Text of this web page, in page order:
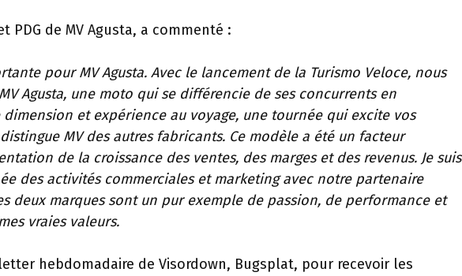
PDG de MV Agusta, a commenté :
pour MV Agusta. Avec le lancement de la Turismo Veloce, nous
Agusta, une moto qui se différencie de ses concurrents en
et expérience au voyage, une tournée qui excite vos
MV des autres fabricants. Ce modèle a été un facteur
de la croissance des ventes, des marges et des revenus. Je suis
des activités commerciales et marketing avec notre partenaire
deux marques sont un pur exemple de passion, de performance et
vraies valeurs.
hebdomadaire de Visordown, Bugsplat, pour recevoir les